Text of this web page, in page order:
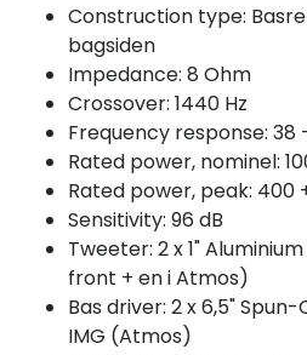
Construction type:
bagsiden
Impedance: 8 Ohm
Crossover: 1440 Hz
Frequency response: 38
Rated power, nominel:
Rated power, peak: 400
Sensitivity: 96 dB
Tweeter: 2 x 1"
front + en i Atmos)
Bas driver: 2 x 6,5" Spun-
IMG (Atmos)